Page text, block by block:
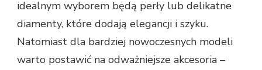
idealnym wyborem będą perły lub delikatne
diamenty, które dodają elegancji i szyku.
Natomiast dla bardziej nowoczesnych modeli
warto postawić na odważniejsze akcesoria –